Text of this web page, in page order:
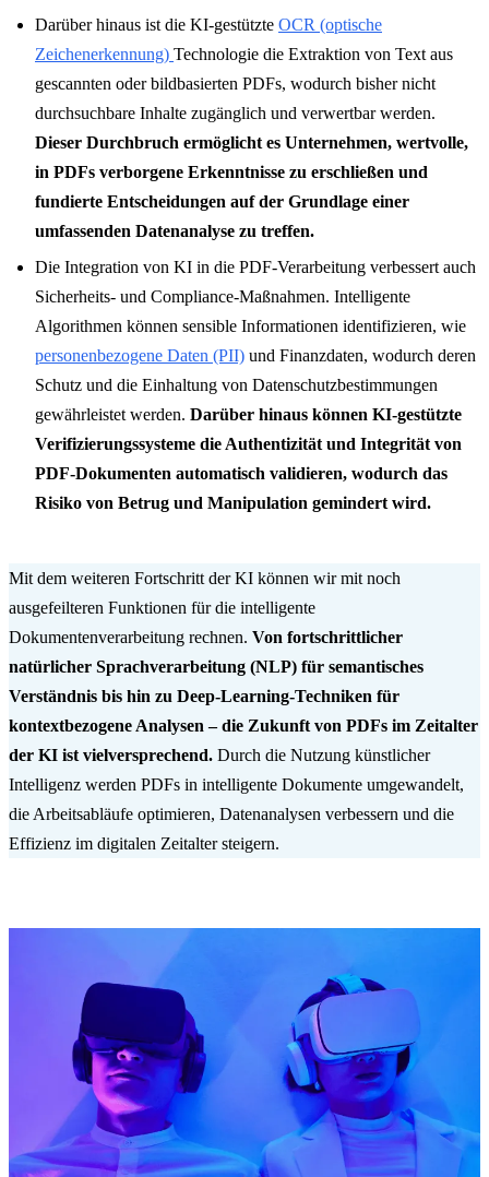
Darüber hinaus ist die KI-gestützte OCR (optische
Zeichenerkennung) Technologie die Extraktion von Text aus
gescannten oder bildbasierten PDFs, wodurch bisher nicht
durchsuchbare Inhalte zugänglich und verwertbar werden.
Dieser Durchbruch ermöglicht es Unternehmen, wertvolle,
in PDFs verborgene Erkenntnisse zu erschließen und
fundierte Entscheidungen auf der Grundlage einer
umfassenden Datenanalyse zu treffen.
Die Integration von KI in die PDF-Verarbeitung verbessert auch
Sicherheits- und Compliance-Maßnahmen. Intelligente
Algorithmen können sensible Informationen identifizieren, wie
personenbezogene Daten (PII) und Finanzdaten, wodurch deren
Schutz und die Einhaltung von Datenschutzbestimmungen
gewährleistet werden. Darüber hinaus können KI-gestützte
Verifizierungssysteme die Authentizität und Integrität von
PDF-Dokumenten automatisch validieren, wodurch das
Risiko von Betrug und Manipulation gemindert wird.
Mit dem weiteren Fortschritt der KI können wir mit noch
ausgefeilteren Funktionen für die intelligente
Dokumentenverarbeitung rechnen. Von fortschrittlicher
natürlicher Sprachverarbeitung (NLP) für semantisches
Verständnis bis hin zu Deep-Learning-Techniken für
kontextbezogene Analysen – die Zukunft von PDFs im Zeitalter
der KI ist vielversprechend. Durch die Nutzung künstlicher
Intelligenz werden PDFs in intelligente Dokumente umgewandelt,
die Arbeitsabläufe optimieren, Datenanalysen verbessern und die
Effizienz im digitalen Zeitalter steigern.